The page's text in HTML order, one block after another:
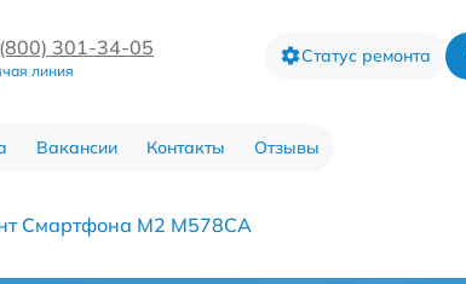
301-34-05
линия
Статус ремонта
Вакансии Контакты Отзывы
Смартфона M2 M578CA